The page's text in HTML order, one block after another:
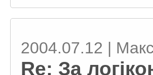
2004.07.12 |
Re: За